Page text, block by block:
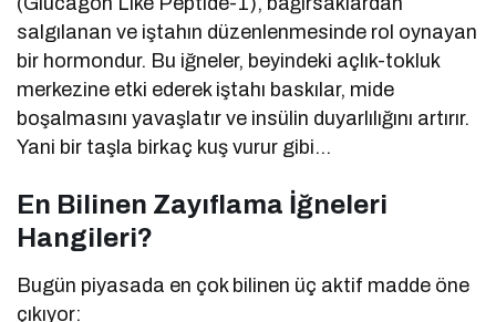
salgılanan ve iştahın düzenlenmesinde rol oynayan
bir hormondur. Bu iğneler, beyindeki açlık-tokluk
merkezine etki ederek iştahı baskılar, mide
boşalmasını yavaşlatır ve insülin duyarlılığını artırır.
Yani bir taşla birkaç kuş vurur gibi…
En Bilinen Zayıflama İğneleri
Hangileri?
Bugün piyasada en çok bilinen üç aktif madde öne
çıkıyor: